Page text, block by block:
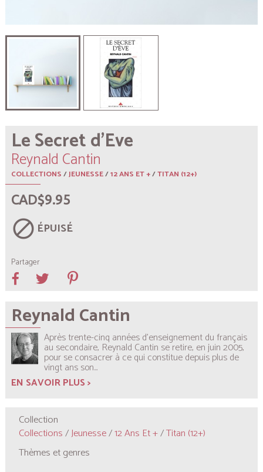
Le Secret d’Eve
Reynald Cantin
COLLECTIONS/JEUNESSE/12 ANS ET +/TITAN (12+)
CAD$9.95
block ÉPUISÉ
Partager
Reynald Cantin
Après trente-cinq années d’enseignement du français
au secondaire, Reynald Cantin se retire, en juin 2005,
pour se consacrer à ce qui constitue depuis plus de
vingt ans son...
EN SAVOIR PLUS >
Collection
Collections/Jeunesse/12 Ans Et +/Titan (12+)
Thèmes et genres